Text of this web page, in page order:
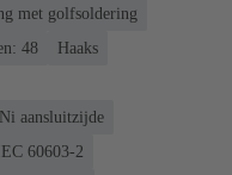
met golfsoldering
48
Haaks
aansluitzijde
60603-2